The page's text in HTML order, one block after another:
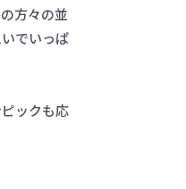
方々の並
でいっぱ
ックも応